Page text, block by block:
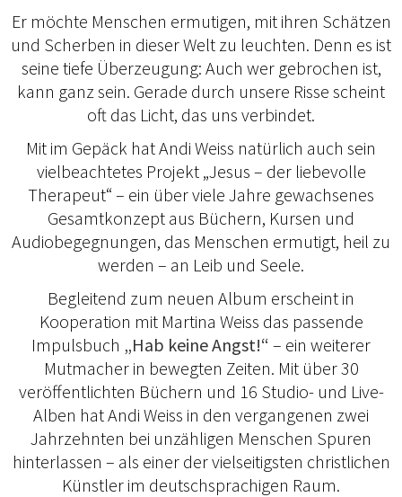
Er möchte Menschen ermutigen, mit ihren Schätzen
und Scherben in dieser Welt zu leuchten. Denn es ist
seine tiefe Überzeugung: Auch wer gebrochen ist,
kann ganz sein. Gerade durch unsere Risse scheint
oft das Licht, das uns verbindet.
Mit im Gepäck hat Andi Weiss natürlich auch sein
vielbeachtetes Projekt „Jesus – der liebevolle
Therapeut“ – ein über viele Jahre gewachsenes
Gesamtkonzept aus Büchern, Kursen und
Audiobegegnungen, das Menschen ermutigt, heil zu
werden – an Leib und Seele.
Begleitend zum neuen Album erscheint in
Kooperation mit Martina Weiss das passende
Impulsbuch „Hab keine Angst!“ – ein weiterer
Mutmacher in bewegten Zeiten. Mit über 30
veröffentlichten Büchern und 16 Studio- und Live-
Alben hat Andi Weiss in den vergangenen zwei
Jahrzehnten bei unzähligen Menschen Spuren
hinterlassen – als einer der vielseitigsten christlichen
Künstler im deutschsprachigen Raum.